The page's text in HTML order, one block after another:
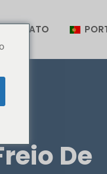
CONTATO
De